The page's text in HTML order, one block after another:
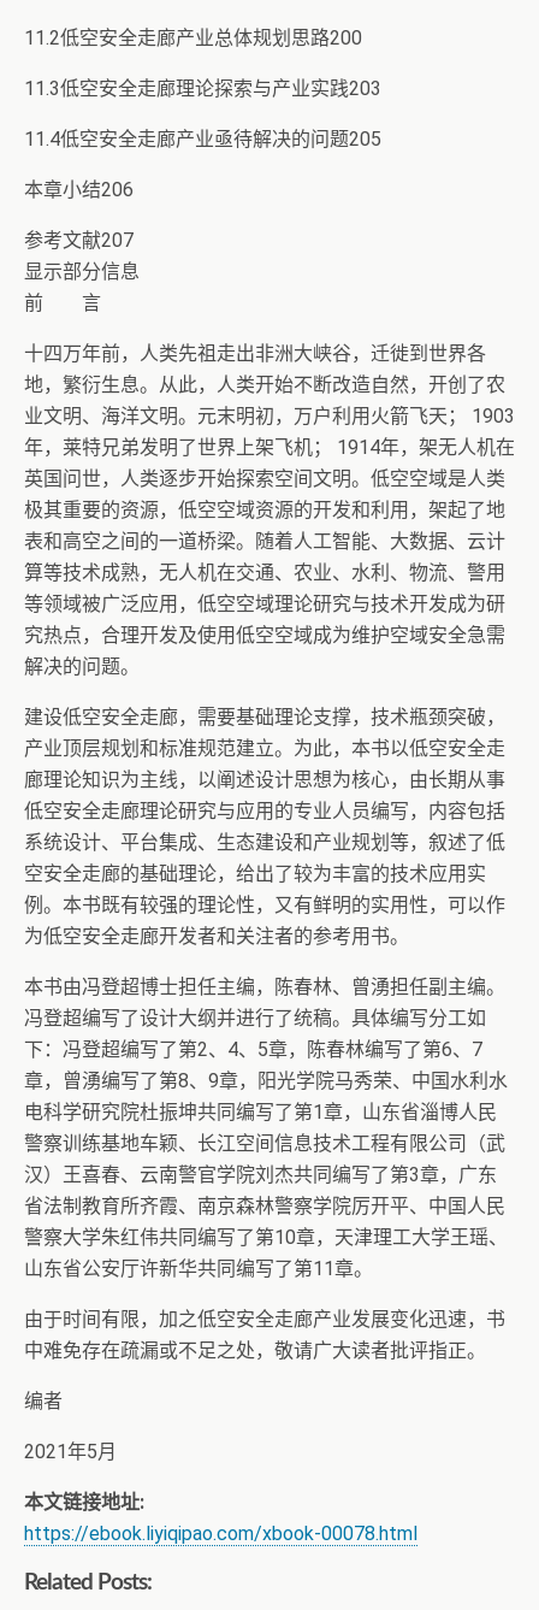
11.2低空安全走廊产业总体规划思路200
11.3低空安全走廊理论探索与产业实践203
11.4低空安全走廊产业亟待解决的问题205
本章小结206
参考文献207
显示部分信息
前 言
十四万年前，人类先祖走出非洲大峡谷，迁徙到世界各
地，繁衍生息。从此，人类开始不断改造自然，开创了农
业文明、海洋文明。元末明初，万户利用火箭飞天； 1903
年，莱特兄弟发明了世界上架飞机； 1914年，架无人机在
英国问世，人类逐步开始探索空间文明。低空空域是人类
极其重要的资源，低空空域资源的开发和利用，架起了地
表和高空之间的一道桥梁。随着人工智能、大数据、云计
算等技术成熟，无人机在交通、农业、水利、物流、警用
等领域被广泛应用，低空空域理论研究与技术开发成为研
究热点，合理开发及使用低空空域成为维护空域安全急需
解决的问题。
建设低空安全走廊，需要基础理论支撑，技术瓶颈突破，
产业顶层规划和标准规范建立。为此，本书以低空安全走
廊理论知识为主线，以阐述设计思想为核心，由长期从事
低空安全走廊理论研究与应用的专业人员编写，内容包括
系统设计、平台集成、生态建设和产业规划等，叙述了低
空安全走廊的基础理论，给出了较为丰富的技术应用实
例。本书既有较强的理论性，又有鲜明的实用性，可以作
为低空安全走廊开发者和关注者的参考用书。
本书由冯登超博士担任主编，陈春林、曾湧担任副主编。
冯登超编写了设计大纲并进行了统稿。具体编写分工如
下：冯登超编写了第2、4、5章，陈春林编写了第6、7
章，曾湧编写了第8、9章，阳光学院马秀荣、中国水利水
电科学研究院杜振坤共同编写了第1章，山东省淄博人民
警察训练基地车颖、长江空间信息技术工程有限公司（武
汉）王喜春、云南警官学院刘杰共同编写了第3章，广东
省法制教育所齐霞、南京森林警察学院厉开平、中国人民
警察大学朱红伟共同编写了第10章，天津理工大学王瑶、
山东省公安厅许新华共同编写了第11章。
由于时间有限，加之低空安全走廊产业发展变化迅速，书
中难免存在疏漏或不足之处，敬请广大读者批评指正。
编者
2021年5月
本文链接地址:
https://ebook.liyiqipao.com/xbook-00078.html
Related Posts: